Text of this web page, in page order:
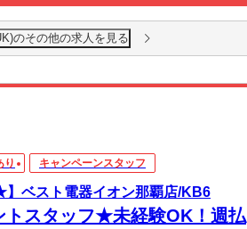
のその他の求人を見る
り キャンペーンスタッフ
ベスト電器イオン那覇店/KB6
トスタッフ★未経験OK！週払